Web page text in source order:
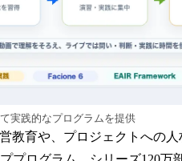
実践的なプログラムを提供
教育や、プロジェクトへの